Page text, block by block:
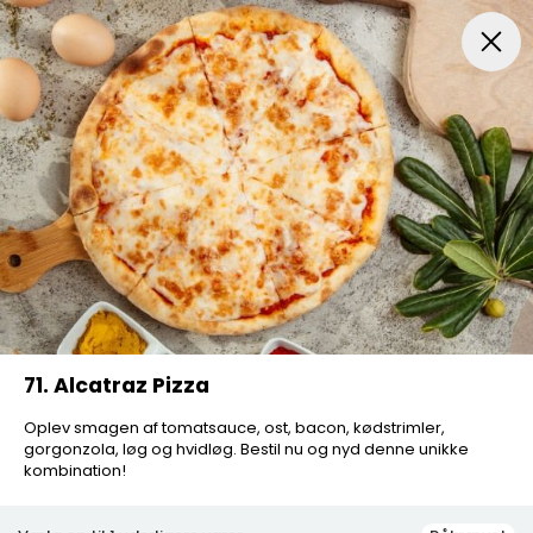
Frokost Tilbud kl. 11:00 - 15:00 Pizza Mexicansk
71. Alcatraz Pizza
Oplev smagen af tomatsauce, ost, bacon, kødstrimler,
gorgonzola, løg og hvidløg. Bestil nu og nyd denne unikke
kombination!